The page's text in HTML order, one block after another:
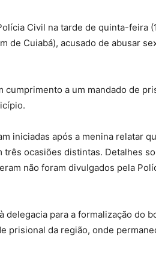
Civil na tarde de quinta-feira
de Cuiabá), acusado de abusar
cumprimento a um mandado de
iniciadas após a menina relatar
ocasiões distintas. Detalhes
não foram divulgados pela
delegacia para a formalização do
prisional da região, onde